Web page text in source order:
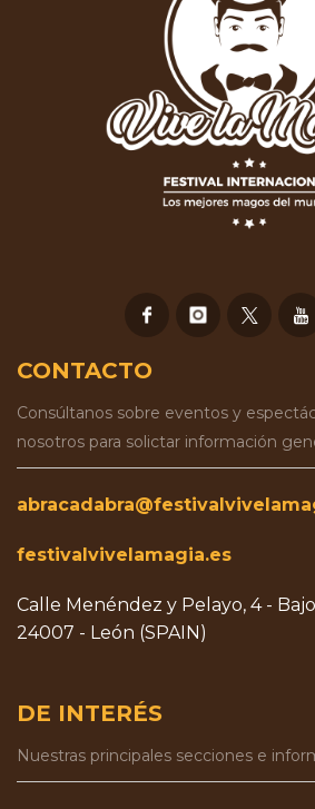
CONTACTO
Consúltanos sobre eventos y
nosotros para solictar información
festivalvivelamagia.es
Calle Menéndez y Pelayo, 4 -
24007 - León (SPAIN)
DE INTERÉS
Nuestras principales secciones e